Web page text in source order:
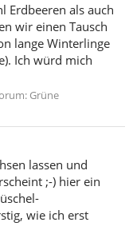
Erdbeeren als auch
wir einen Tausch
lange Winterlinge
Ich würd mich
Grüne
lassen und
;-) hier ein
wie ich erst